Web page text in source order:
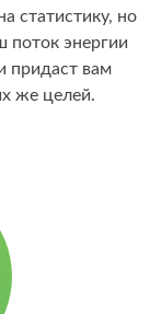
статистику, но
поток энергии
придаст вам
же целей.